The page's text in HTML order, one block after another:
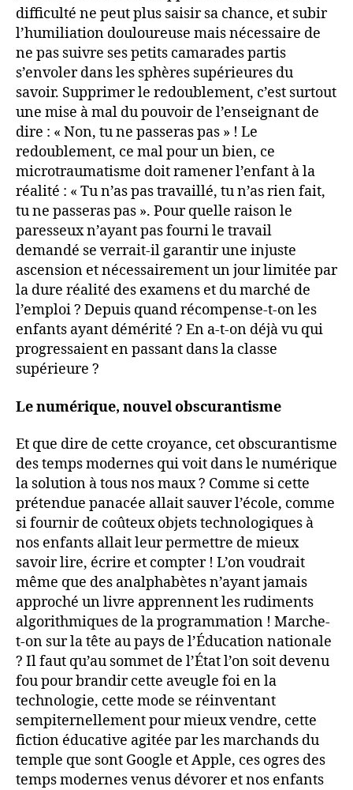
difficulté ne peut plus saisir sa chance, et subir
l’humiliation douloureuse mais nécessaire de
ne pas suivre ses petits camarades partis
s’envoler dans les sphères supérieures du
savoir. Supprimer le redoublement, c’est surtout
une mise à mal du pouvoir de l’enseignant de
dire : « Non, tu ne passeras pas » ! Le
redoublement, ce mal pour un bien, ce
microtraumatisme doit ramener l’enfant à la
réalité : « Tu n’as pas travaillé, tu n’as rien fait,
tu ne passeras pas ». Pour quelle raison le
paresseux n’ayant pas fourni le travail
demandé se verrait-il garantir une injuste
ascension et nécessairement un jour limitée par
la dure réalité des examens et du marché de
l’emploi ? Depuis quand récompense-t-on les
enfants ayant démérité ? En a-t-on déjà vu qui
progressaient en passant dans la classe
supérieure ?
Le numérique, nouvel obscurantisme
Et que dire de cette croyance, cet obscurantisme
des temps modernes qui voit dans le numérique
la solution à tous nos maux ? Comme si cette
prétendue panacée allait sauver l’école, comme
si fournir de coûteux objets technologiques à
nos enfants allait leur permettre de mieux
savoir lire, écrire et compter ! L’on voudrait
même que des analphabètes n’ayant jamais
approché un livre apprennent les rudiments
algorithmiques de la programmation ! Marche-
t-on sur la tête au pays de l’Éducation nationale
? Il faut qu’au sommet de l’État l’on soit devenu
fou pour brandir cette aveugle foi en la
technologie, cette mode se réinventant
sempiternellement pour mieux vendre, cette
fiction éducative agitée par les marchands du
temple que sont Google et Apple, ces ogres des
temps modernes venus dévorer et nos enfants